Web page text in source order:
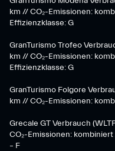
km // CO₂-Emissionen:
Effizienzklasse: G
GranTurismo Trofeo
km // CO₂-Emissionen:
Effizienzklasse: G
GranTurismo Folgore
km // CO₂-Emissionen:
Grecale GT Verbrauch
CO₂-Emissionen:
– F